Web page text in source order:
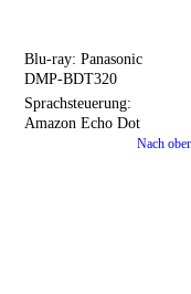
Blu-ray: Panasonic
DMP-BDT320
Sprachsteuerung:
Amazon Echo Dot
Nach